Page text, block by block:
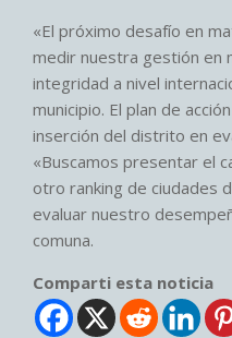
«El próximo desafío en
medir nuestra gestión en
integridad a nivel
municipio. El plan de
inserción del distrito en
«Buscamos presentar el
otro ranking de ciudades
evaluar nuestro
comuna.
Comparti esta noticia